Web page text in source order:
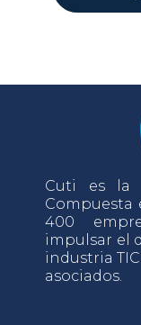
Cuti es la
Compuesta
400
impulsar el
industria
asociados.